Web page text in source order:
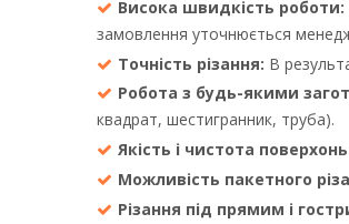
Висока швидкість роботи:
замовлення уточнюється
Точність різання: В
Робота з будь-якими
квадрат, шестигранник, труба).
Якість і чистота
Можливість пакетного
Різання під прямим і